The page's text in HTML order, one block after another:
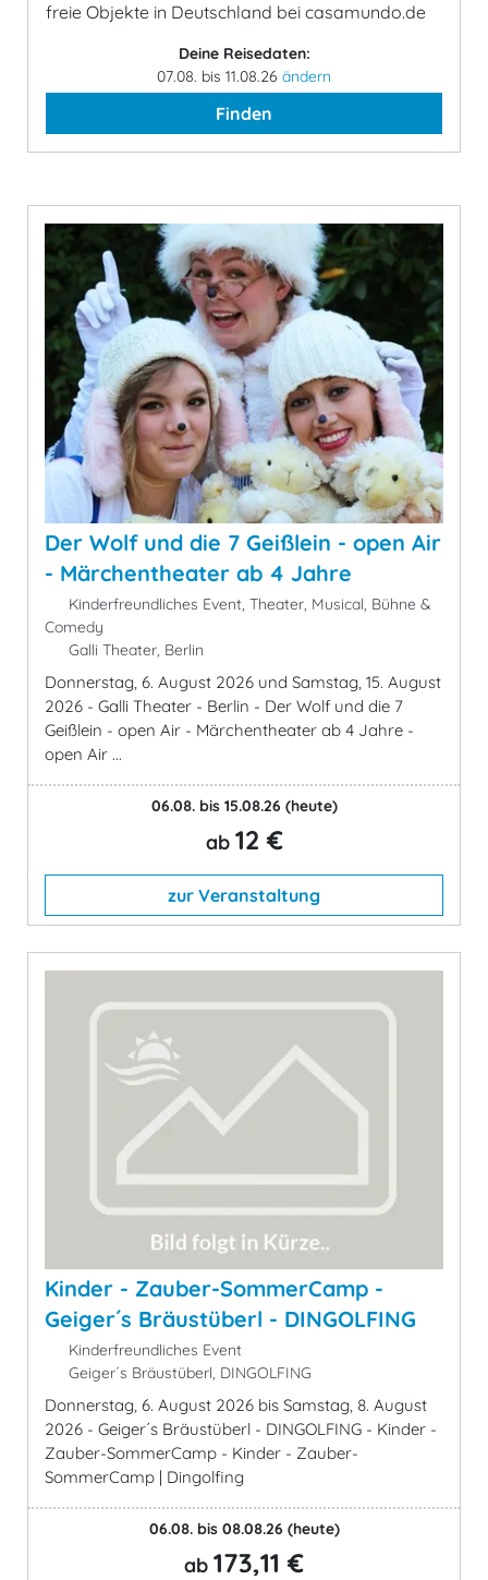
freie Objekte in Deutschland bei casamundo.de
Deine Reisedaten:
07.08. bis 11.08.26 ändern
Finden
Der Wolf und die 7 Geißlein - open Air
- Märchentheater ab 4 Jahre
Kinderfreundliches Event, Theater, Musical, Bühne &
Comedy
Galli Theater, Berlin
Donnerstag, 6. August 2026 und Samstag, 15. August
2026 - Galli Theater - Berlin - Der Wolf und die 7
Geißlein - open Air - Märchentheater ab 4 Jahre -
open Air ...
06.08. bis 15.08.26 (heute)
ab 12 €
zur Veranstaltung
Kinder - Zauber-SommerCamp -
Geiger´s Bräustüberl - DINGOLFING
Kinderfreundliches Event
Geiger´s Bräustüberl, DINGOLFING
Donnerstag, 6. August 2026 bis Samstag, 8. August
2026 - Geiger´s Bräustüberl - DINGOLFING - Kinder -
Zauber-SommerCamp - Kinder - Zauber-
SommerCamp | Dingolfing
06.08. bis 08.08.26 (heute)
ab 173,11 €